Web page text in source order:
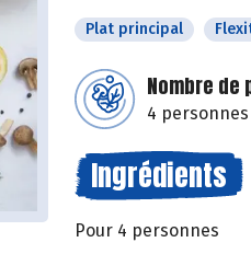
Plat principal
Nombre de
4 personnes
Ingrédients
Pour 4 personnes